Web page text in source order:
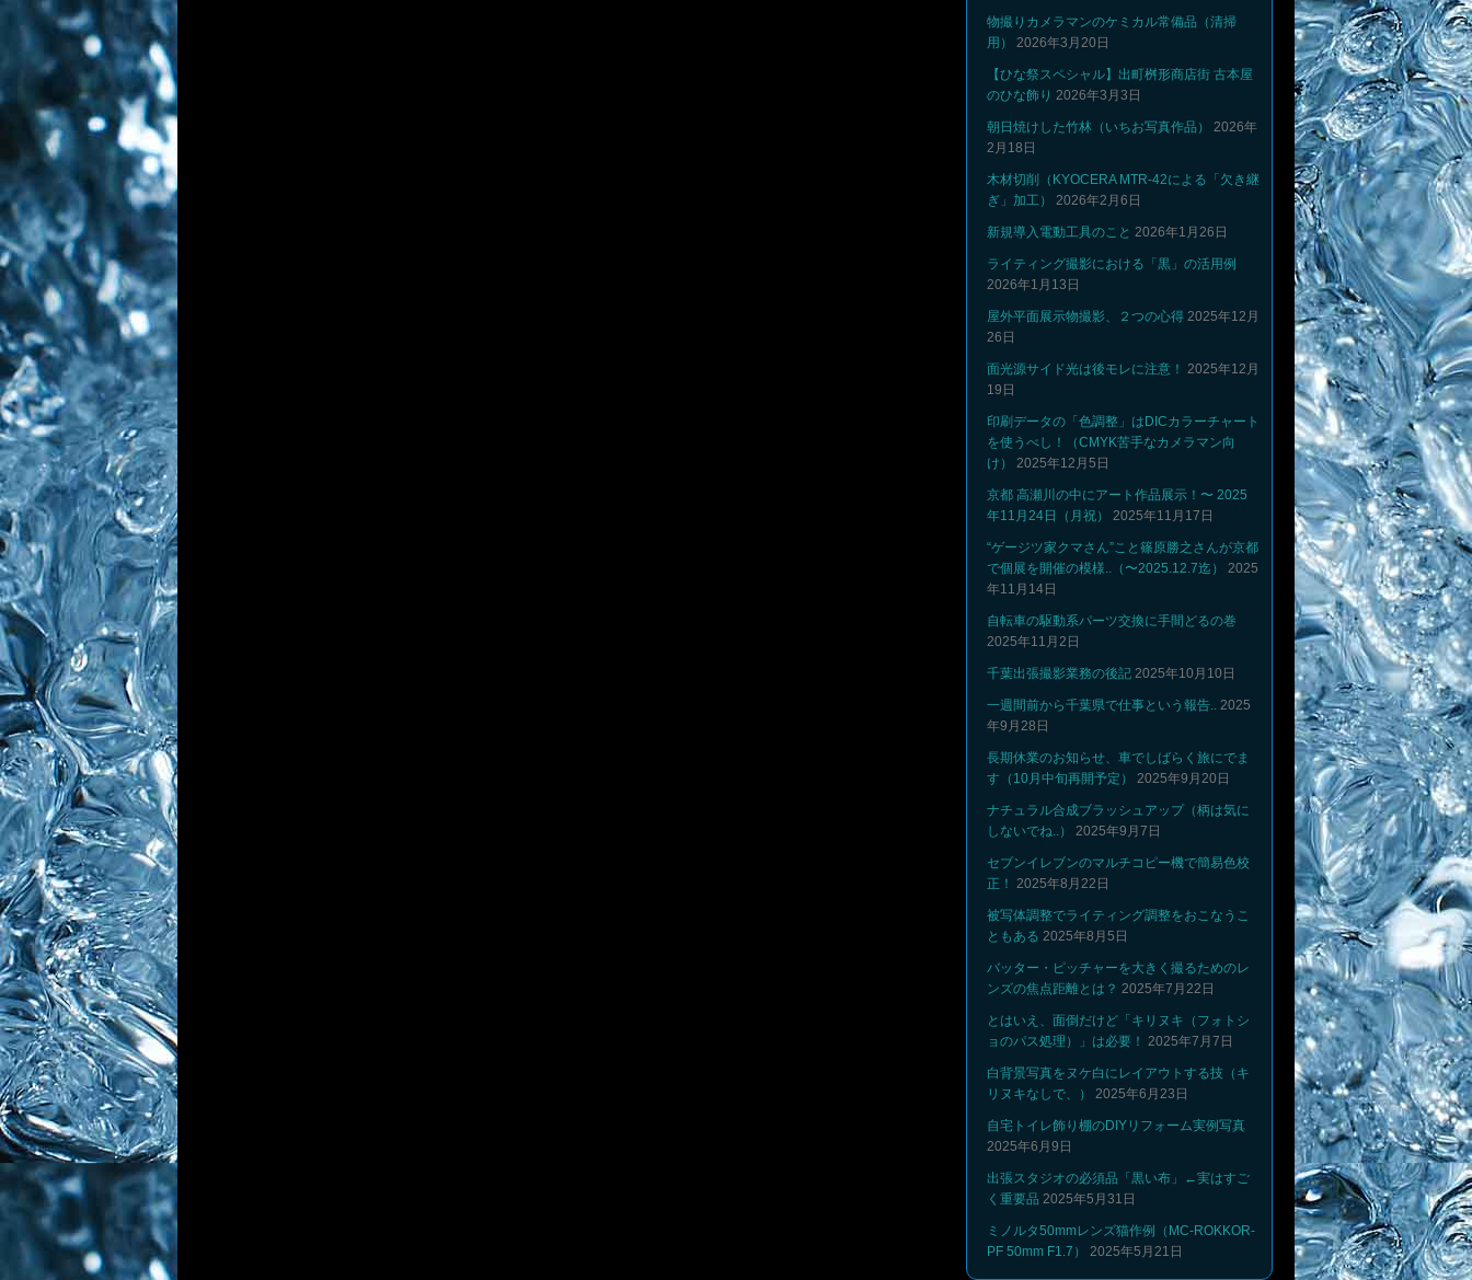
物撮りカメラマンのケミカル常備品（清掃
用）
2026年3月20日
【ひな祭スペシャル】出町桝形商店街 古本屋
のひな飾り 2026年3月3日
朝日焼けした竹林（いちお写真作品）
2026年
2月18日
木材切削（KYOCERA MTR-42による「欠き継
ぎ」加工）
2026年2月6日
新規導入電動工具のこと 2026年1月26日
ライティング撮影における「黒」の活用例
2026年1月13日
屋外平面展示物撮影、２つの心得 2025年12月
26日
面光源サイド光は後モレに注意！ 2025年12月
19日
印刷データの「色調整」はDICカラーチャート
を使うべし！（CMYK苦手なカメラマン向
け）
2025年12月5日
京都 高瀬川の中にアート作品展示！〜 2025
年11月24日（月祝）
2025年11月17日
“ゲージツ家クマさん”こと篠原勝之さんが京都
で個展を開催の模様..（〜2025.12.7迄）
2025
年11月14日
自転車の駆動系パーツ交換に手間どるの巻
2025年11月2日
千葉出張撮影業務の後記 2025年10月10日
一週間前から千葉県で仕事という報告.. 2025
年9月28日
長期休業のお知らせ、車でしばらく旅にでま
す（10月中旬再開予定）
2025年9月20日
ナチュラル合成ブラッシュアップ（柄は気に
しないでね..）
2025年9月7日
セブンイレブンのマルチコピー機で簡易色校
正！ 2025年8月22日
被写体調整でライティング調整をおこなうこ
ともある 2025年8月5日
バッター・ピッチャーを大きく撮るためのレ
ンズの焦点距離とは？ 2025年7月22日
とはいえ、面倒だけど「キリヌキ（フォトシ
ョのパス処理）」は必要！ 2025年7月7日
白背景写真をヌケ白にレイアウトする技（キ
リヌキなしで、）
2025年6月23日
自宅トイレ飾り棚のDIYリフォーム実例写真
2025年6月9日
出張スタジオの必須品「黒い布」←実はすご
く重要品 2025年5月31日
ミノルタ50mmレンズ猫作例（MC-ROKKOR-
PF 50mm F1.7）
2025年5月21日